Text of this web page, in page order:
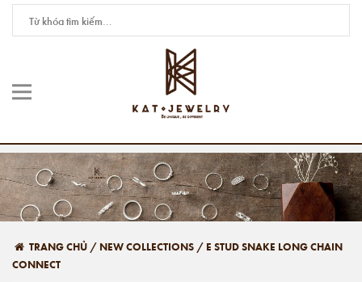
TRANG CHỦ / NEW COLLECTIONS / E STUD SNAKE LONG CHAIN
CONNECT